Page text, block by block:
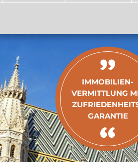
IMMOBILIEN­
VERMITTLUNG
GARANTIE